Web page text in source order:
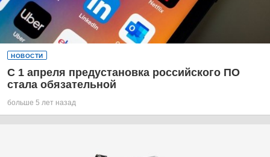
НОВОСТИ
С 1 апреля предустановка российского ПО
стала обязательной
больше 5 лет назад